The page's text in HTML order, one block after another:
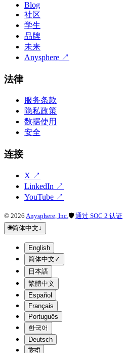
Blog
社区
学生
品牌
未来
Anysphere ↗
法律
服务条款
隐私政策
数据使用
安全
连接
X ↗
LinkedIn ↗
YouTube ↗
© 2026 Anysphere, Inc. 🛡 通过 SOC 2 认证
🌐简体中文↓
English
简体中文 ✓
日本語
繁體中文
Español
Français
Português
한국어
Deutsch
हिन्दी